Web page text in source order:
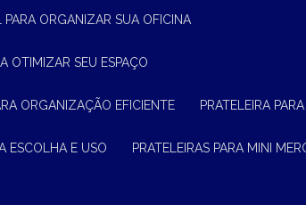
PARA ORGANIZAR SUA OFICINA
OTIMIZAR SEU ESPAÇO
ORGANIZAÇÃO EFICIENTE PRATELEIRA
ESCOLHA E USO PRATELEIRAS PARA MINI